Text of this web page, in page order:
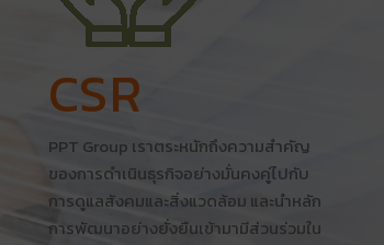
CSR
PPT Group เราตระหนักถึงความสำคัญ
ของการดำเนินธุรกิจอย่างมั่นคงคู่ไปกับ
การดูแลสังคมและสิ่งแวดล้อม และนำหลัก
การพัฒนาอย่างยั่งยืนเข้ามามีส่วนร่วมใน